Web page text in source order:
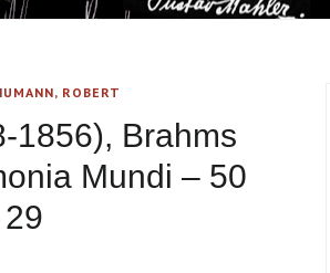
ROBERT
1856), Brahms
Mundi – 50